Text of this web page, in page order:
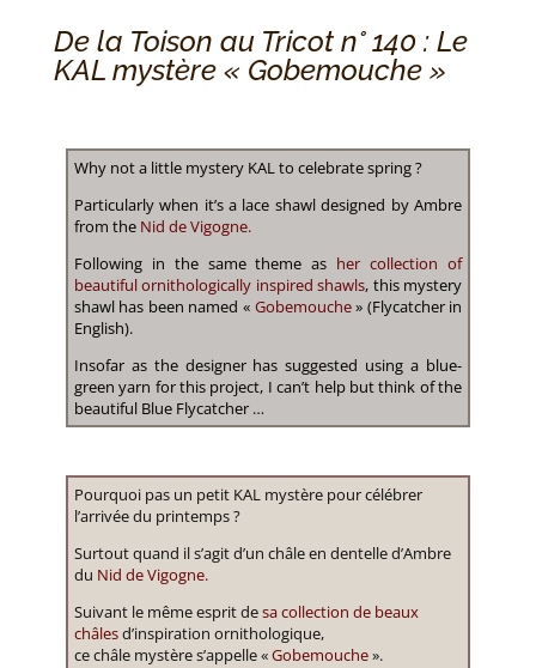
De la Toison au Tricot n° 140 : Le
KAL mystère « Gobemouche »
Why not a little mystery KAL to celebrate spring ?
Particularly when it’s a lace shawl designed by Ambre
from the Nid de Vigogne.
Following in the same theme as her collection of
beautiful ornithologically inspired shawls, this mystery
shawl has been named « Gobemouche» (Flycatcher in
English).
Insofar as the designer has suggested using a blue-
green yarn for this project, I can’t help but think of the
beautiful Blue Flycatcher …
Pourquoi pas un petit KAL mystère pour célébrer
l’arrivée du printemps ?
Surtout quand il s’agit d’un châle en dentelle d’Ambre
du Nid de Vigogne.
Suivant le même esprit desa collection de beaux
châlesd’inspiration ornithologique,
ce châle mystère s’appelle «Gobemouche».